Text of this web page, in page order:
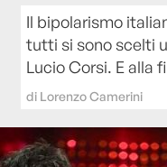
Il bipolarismo
tutti si sono scelti
Lucio Corsi. E alla
di Lorenzo Camerini